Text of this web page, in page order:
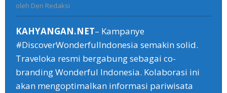
Indonesia
oleh Den Redaksi
KAHYANGAN.NET– Kampanye
#DiscoverWonderfulIndonesia semakin solid.
Traveloka resmi bergabung sebagai co-
branding Wonderful Indonesia. Kolaborasi ini
akan mengoptimalkan informasi pariwisata